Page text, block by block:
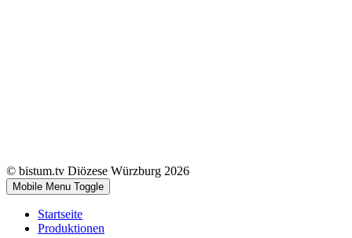
© bistum.tv Diözese Würzburg 2026
Mobile Menu Toggle
Startseite
Produktionen